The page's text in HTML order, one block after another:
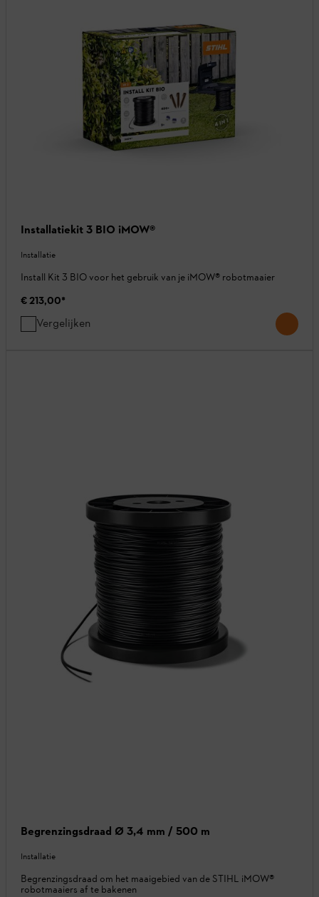
Installatiekit 3 BIO iMOW®
Installatie
Install Kit 3 BIO voor het gebruik van je iMOW® robotmaaier
€ 213,00*
Vergelijken
Begrenzingsdraad Ø 3,4 mm / 500 m
Installatie
Begrenzingsdraad om het maaigebied van de STIHL iMOW®
robotmaaiers af te bakenen